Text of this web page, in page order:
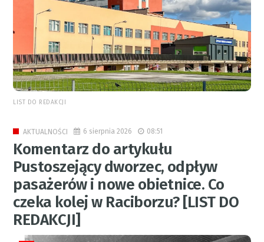
LIST DO REDAKCJI
AKTUALNOŚCI 6 sierpnia 2026 08:51
Komentarz do artykułu
Pustoszejący dworzec, odpływ
pasażerów i nowe obietnice. Co
czeka kolej w Raciborzu? [LIST DO
REDAKCJI]